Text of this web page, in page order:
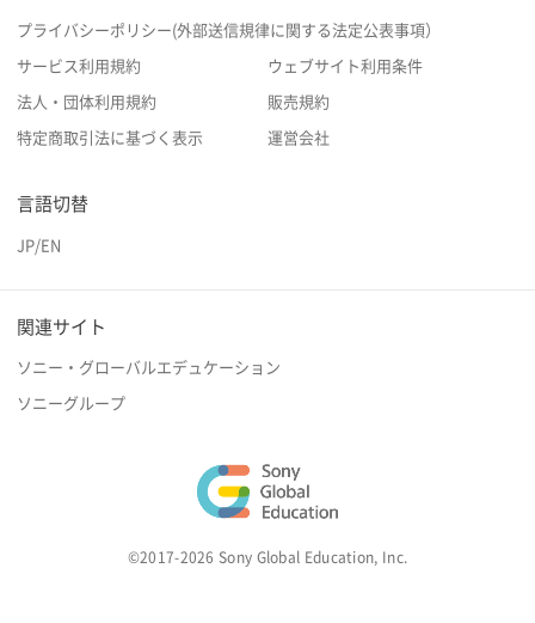
プライバシーポリシー(外部送信規律に関する法定公表事項）
サービス利用規約 ウェブサイト利用条件
法人・団体利用規約 販売規約
特定商取引法に基づく表示 運営会社
言語切替
JP/EN
関連サイト
ソニー・グローバルエデュケーション
ソニーグループ
©2017-2026 Sony Global Education, Inc.